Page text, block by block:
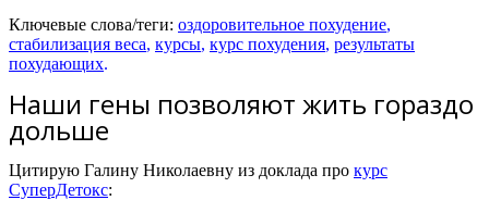
Ключевые слова/теги: оздоровительное похудение,
стабилизация веса, курсы, курс похудения, результаты
похудающих.
Наши гены позволяют жить гораздо
дольше
Цитирую Галину Николаевну из доклада про курс
СуперДетокс: